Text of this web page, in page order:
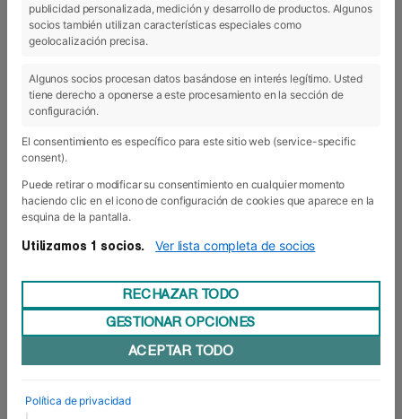
21 Jun 2019
Acercando el emprendimiento al
colegio Luis Amigó
esa máxima, el pasado 10 de junio nos
publicidad personalizada, medición y desarrollo de productos. Algunos
socios también utilizan características especiales como
geolocalización precisa.
Algunos socios procesan datos basándose en interés legítimo. Usted
tiene derecho a oponerse a este procesamiento en la sección de
configuración.
El consentimiento es específico para este sitio web (service-specific
consent).
Puede retirar o modificar su consentimiento en cualquier momento
haciendo clic en el icono de configuración de cookies que aparece en la
esquina de la pantalla.
Utilizamos 1 socios. Ver lista completa de socios
RECHAZAR TODO
GESTIONAR OPCIONES
ACEPTAR TODO
Política de privacidad